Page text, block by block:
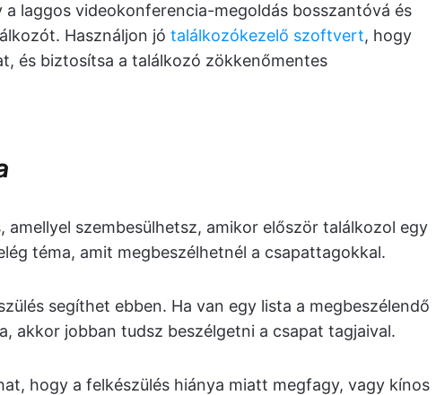
laggos videokonferencia-megoldás bosszantóvá és
Használjon jó találkozókezelő szoftvert, hogy
és biztosítsa a találkozó zökkenőmentes
amellyel szembesülhetsz, amikor először találkozol egy
téma, amit megbeszélhetnél a csapattagokkal.
segíthet ebben. Ha van egy lista a megbeszélendő
akkor jobban tudsz beszélgetni a csapat tagjaival.
hogy a felkészülés hiánya miatt megfagy, vagy kínos